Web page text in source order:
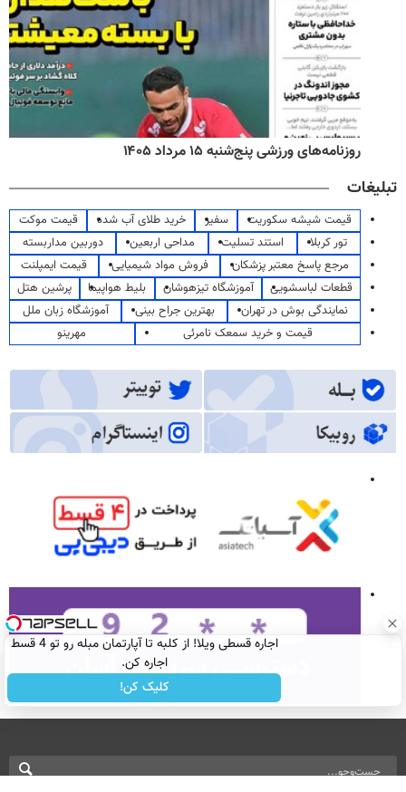
روزنامه‌های ورزشی پنج‌شنبه ۱۵ مرداد ۱۴۰۵
تبلیغات
قیمت شیشه سکوریت سفیر خرید طلای آب شده
قیمت موکت
تور کربلا
استند تسلیت مداحی اربعین
دوربین مداربسته
مرجع پاسخ معتبر پزشکان
فروش مواد شیمیایی
قیمت ایمپلنت
قطعات لباسشویی
آموزشگاه تیزهوشان بلیط هواپیما
پرشین هتل
نمایندگی بوش در تهران
بهترین جراح بینی
آموزشگاه زبان ملل
قیمت و خرید سمعک نامرئی
مهرینو
اجاره‌ قسطی ویلا! از کلبه تا آپارتمان مبله رو تو 4 قسط
اجاره کن.
کلیک کن!